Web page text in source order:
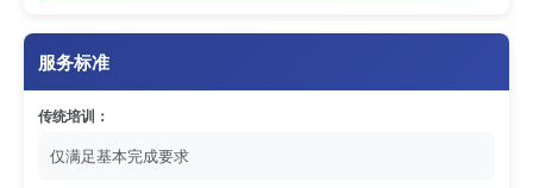
服务标准
传统培训：
仅满足基本完成要求